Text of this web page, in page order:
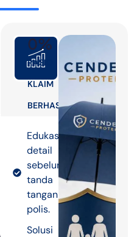
RASIO
KLAIM
BERHASIL
0%
Edukasi
detail
sebelum
tanda
tangan
polis.
Solusi